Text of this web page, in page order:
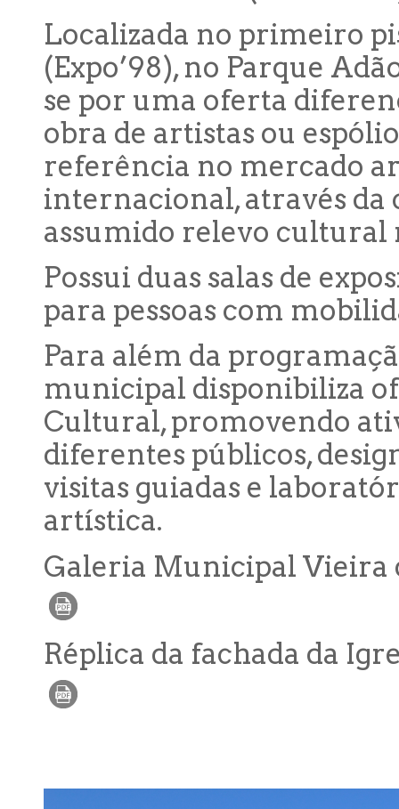
Localizada no primeiro
(Expo’98), no Parque
se por uma oferta
obra de artistas ou
referência no mercado
internacional, através da
assumido relevo cultural
Possui duas salas de
para pessoas com
Para além da
municipal disponibiliza
Cultural, promovendo
diferentes públicos,
visitas guiadas e
artística.
Galeria Municipal Vieira
Réplica da fachada da